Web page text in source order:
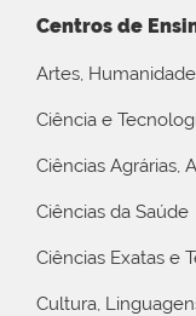
Centros de
Artes,
Ciência e
Ciências Agrárias,
Ciências da Saúde
Ciências Exatas e
Cultura,